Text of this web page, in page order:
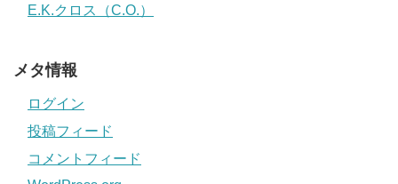
E.K.クロス（C.O.）
メタ情報
ログイン
投稿フィード
コメントフィード